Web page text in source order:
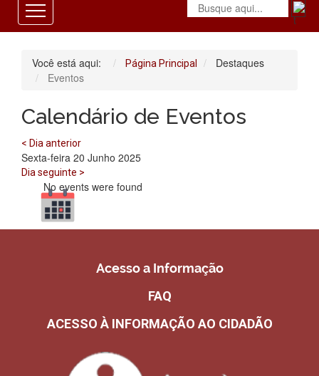
Você está aqui: Página Principal
Destaques
Eventos
Calendário de Eventos
< Dia anterior
Sexta-feira 20 Junho 2025
Dia seguinte >
No events were found
Acesso a Informação
FAQ
ACESSO À INFORMAÇÃO AO CIDADÃO